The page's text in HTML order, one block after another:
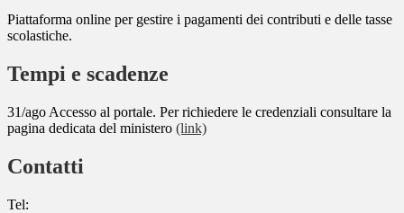
Piattaforma online per gestire i pagamenti dei contributi e delle tasse
scolastiche.
Tempi e scadenze
31/ago Accesso al portale. Per richiedere le credenziali consultare la
pagina dedicata del ministero (link)
Contatti
Tel: